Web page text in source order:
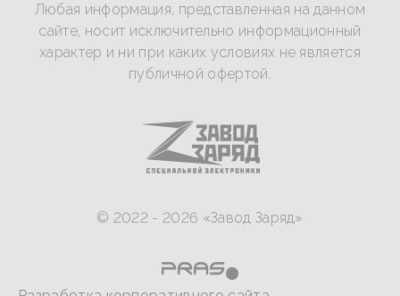
Любая информация, представленная на данном
сайте, носит исключительно информационный
характер и ни при каких условиях не является
публичной офертой.
© 2022 - 2026 «Завод Заряд»